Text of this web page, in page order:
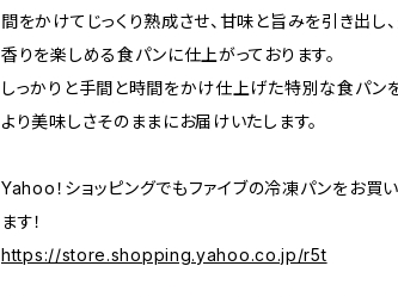
間をかけてじっくり熟成させ、甘味と旨みを引き出し
香りを楽しめる食パンに仕上がっております。
しっかりと手間と時間をかけ仕上げた特別な食パン
より美味しさそのままにお届けいたします。
Yahoo！ショッピングでもファイブの冷凍パンをお買
ます！
https://store.shopping.yahoo.co.jp/r5t